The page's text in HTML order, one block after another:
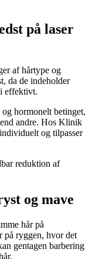
på laser
af hårtype og
da de indeholder
effektivt.
hormonelt betinget,
andre. Hos Klinik
og tilpasser
reduktion af
og mave
hår på
ryggen, hvor det
gentagen barbering